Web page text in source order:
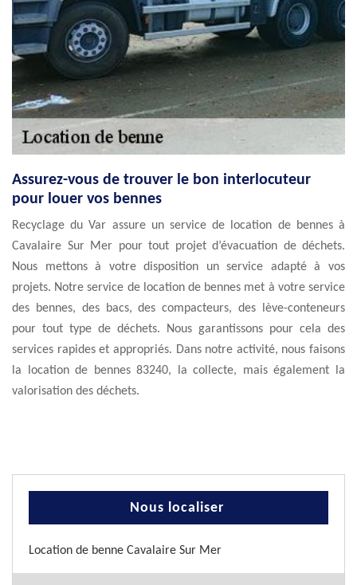
Assurez-vous de trouver le bon interlocuteur
pour louer vos bennes
Recyclage du Var assure un service de location de bennes à
Cavalaire Sur Mer pour tout projet d’évacuation de déchets.
Nous mettons à votre disposition un service adapté à vos
projets. Notre service de location de bennes met à votre service
des bennes, des bacs, des compacteurs, des lève-conteneurs
pour tout type de déchets. Nous garantissons pour cela des
services rapides et appropriés. Dans notre activité, nous faisons
la location de bennes 83240, la collecte, mais également la
valorisation des déchets.
Nous localiser
Location de benne Cavalaire Sur Mer